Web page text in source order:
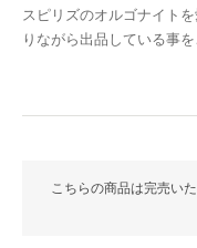
スピリズのオルゴナイト
りながら出品している事を
こちらの商品は完売い